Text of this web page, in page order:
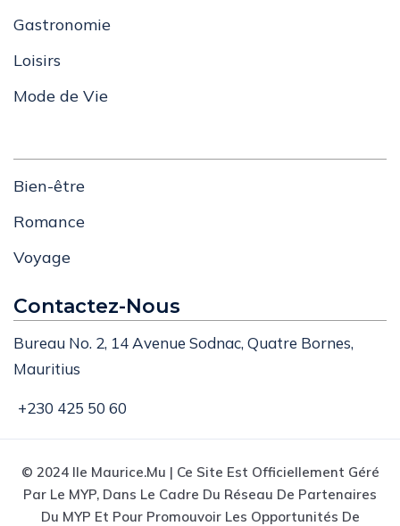
Gastronomie
Loisirs
Mode de Vie
Bien-être
Romance
Voyage
Contactez-Nous
Bureau No. 2, 14 Avenue Sodnac, Quatre Bornes,
Mauritius
+230 425 50 60
© 2024 Ile Maurice.mu | Ce Site Est Officiellement Géré
Par Le MYP, Dans Le Cadre Du Réseau De Partenaires
Du MYP Et Pour Promouvoir Les Opportunités De